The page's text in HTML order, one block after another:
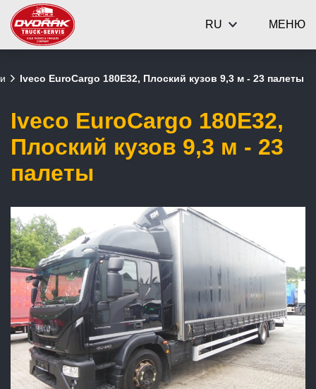
МЕНЮ
RU
Iveco EuroCargo 180E32, Плоский кузов 9,3 м - 23 палеты
Iveco EuroCargo 180E32,
Плоский кузов 9,3 м - 23
палеты